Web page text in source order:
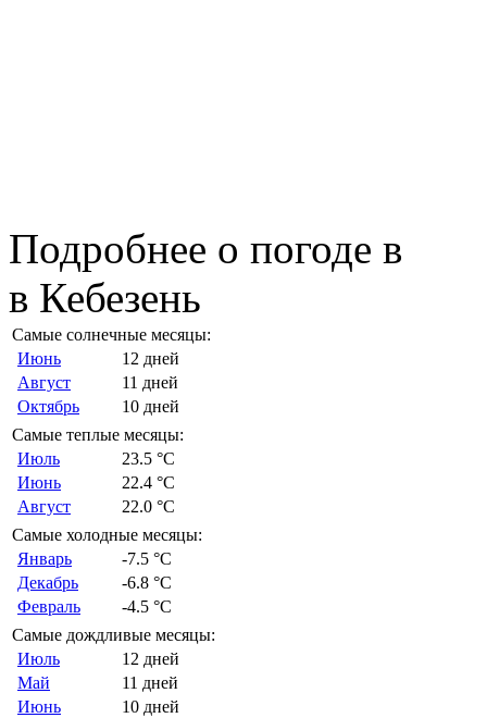
Подробнее о погоде в
в Кебезень
Самые солнечные месяцы:
Июнь
12 дней
Август
11 дней
Октябрь
10 дней
Самые теплые месяцы:
Июль
23.5 °C
Июнь
22.4 °C
Август
22.0 °C
Самые холодные месяцы:
Январь
-7.5 °C
Декабрь
-6.8 °C
Февраль
-4.5 °C
Самые дождливые месяцы:
Июль
12 дней
Май
11 дней
Июнь
10 дней